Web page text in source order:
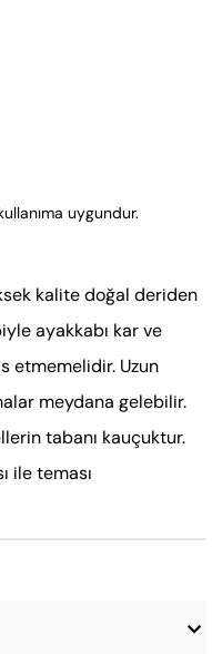
uygundur.
kalite doğal deriden
ayakkabı kar ve
etmemelidir. Uzun
meydana gelebilir.
tabanı kauçuktur.
ile teması